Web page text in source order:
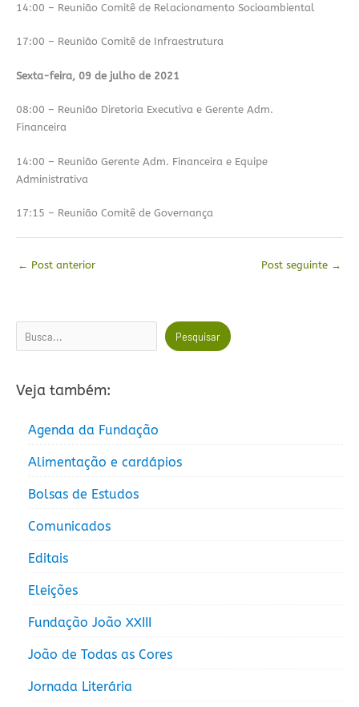
14:00 – Reunião Comitê de Relacionamento Socioambiental
17:00 – Reunião Comitê de Infraestrutura
Sexta-feira, 09 de julho de 2021
08:00 – Reunião Diretoria Executiva e Gerente Adm.
Financeira
14:00 – Reunião Gerente Adm. Financeira e Equipe
Administrativa
17:15 – Reunião Comitê de Governança
← Post anterior Post seguinte →
Pesquisar Pesquisar
Veja também:
Agenda da Fundação
Alimentação e cardápios
Bolsas de Estudos
Comunicados
Editais
Eleições
Fundação João XXIII
João de Todas as Cores
Jornada Literária